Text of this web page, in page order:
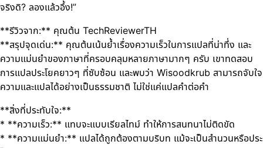
จริงดิ? ลองแล้วอึ้ง!”
**รีวิวจาก:** คุณต้น TechReviewerTH
**สรุปจุดเด่น:** คุณต้นเน้นย้ำเรื่องความเร็วในการแปลที่น่าทึ่ง และ
ความแม่นยำของภาษาที่ครอบคลุมหลายภาษามากๆ ครับ เขาทดสอบ
การแปลประโยคยาวๆ ที่ซับซ้อน และพบว่า Wisoodkrub สามารถจับใจ
ความและแปลได้อย่างเป็นธรรมชาติ ไม่ใช่แค่แปลคำต่อคำ
**สิ่งที่ประทับใจ:**
* **ความเร็ว:** แทบจะแบบเรียลไทม์ ทำให้การสนทนาไม่ติดขัด
* **ความแม่นยำ:** แปลได้ถูกต้องตามบริบท แม้จะเป็นสำนวนหรือประ